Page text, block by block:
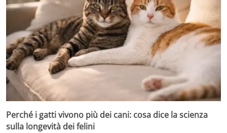
Perché i gatti vivono più dei cani: cosa dice la scienza
sulla longevità dei felini